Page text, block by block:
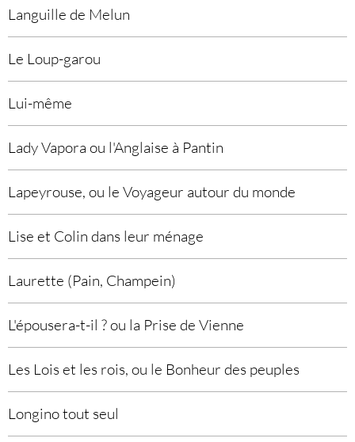
Languille de Melun
Le Loup-garou
Lui-même
Lady Vapora ou l'Anglaise à Pantin
Lapeyrouse, ou le Voyageur autour du monde
Lise et Colin dans leur ménage
Laurette (Pain, Champein)
L'épousera-t-il ? ou la Prise de Vienne
Les Lois et les rois, ou le Bonheur des peuples
Longino tout seul